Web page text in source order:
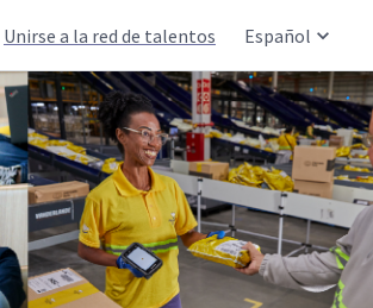
Unirse a la red de talentos Español